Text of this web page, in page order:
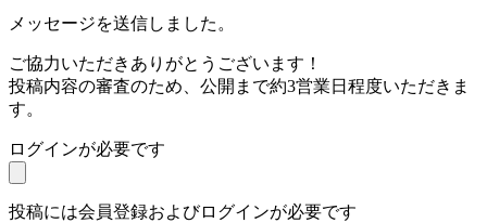
メッセージを送信しました。
ご協力いただきありがとうございます！
投稿内容の審査のため、公開まで約3営業日程度いただきま
す。
ログインが必要です
投稿には会員登録およびログインが必要です